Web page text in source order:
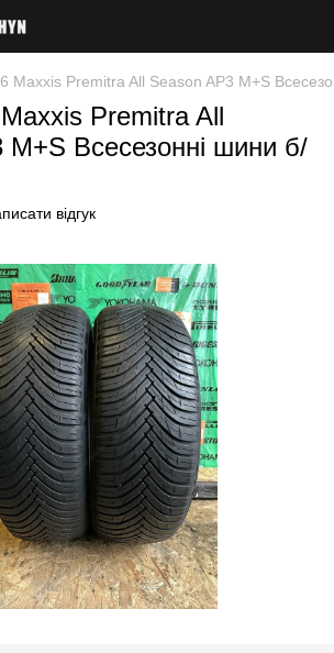
Maxxis Premitra All Season AP3 M+S
Premitra All
M+S Всесезонні шини б/
відгук